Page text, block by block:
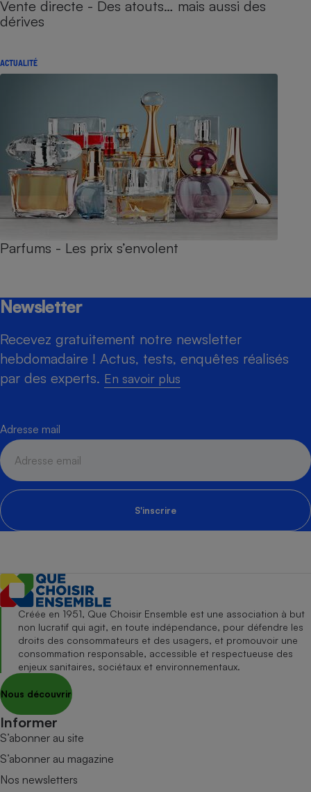
Vente directe - Des atouts… mais aussi des
dérives
ACTUALITÉ
Parfums - Les prix s’envolent
Newsletter
Recevez gratuitement notre newsletter
hebdomadaire ! Actus, tests, enquêtes réalisés
par des experts. En savoir plus
Adresse mail
S'inscrire
Créée en 1951, Que Choisir Ensemble est une association à but
non lucratif qui agit, en toute indépendance, pour défendre les
droits des consommateurs et des usagers, et promouvoir une
consommation responsable, accessible et respectueuse des
enjeux sanitaires, sociétaux et environnementaux.
Nous découvrir
Informer
S’abonner au site
S’abonner au magazine
Nos newsletters